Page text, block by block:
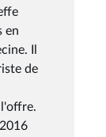
en
Il
de